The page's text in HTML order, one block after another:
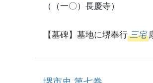
（（一〇）長慶寺）
【墓碑】墓地に堺奉行 三宅